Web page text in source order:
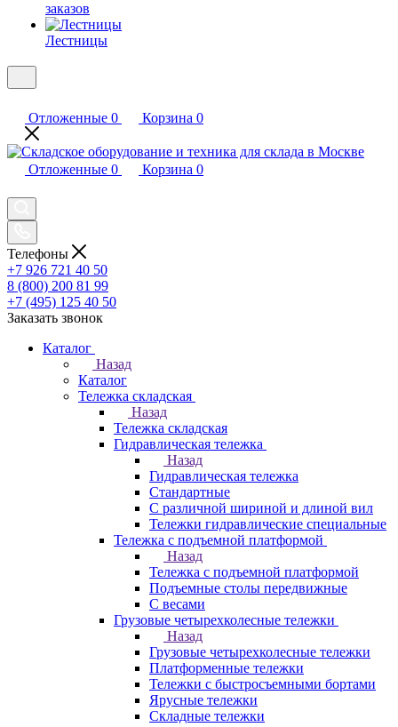
заказов
Лестницы
Отложенные 0 Корзина 0
Отложенные 0 Корзина 0
Телефоны
+7 926 721 40 50
8 (800) 200 81 99
+7 (495) 125 40 50
Заказать звонок
Каталог
Назад
Каталог
Тележка складская
Назад
Тележка складская
Гидравлическая тележка
Назад
Гидравлическая тележка
Стандартные
С различной шириной и длиной вил
Тележки гидравлические специальные
Тележка с подъемной платформой
Назад
Тележка с подъемной платформой
Подъемные столы передвижные
С весами
Грузовые четырехколесные тележки
Назад
Грузовые четырехколесные тележки
Платформенные тележки
Тележки с быстросъемными бортами
Ярусные тележки
Складные тележки